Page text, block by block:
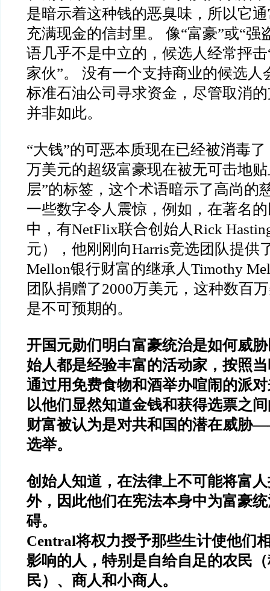
是暗示着这种钱的恶臭味，所以它
充满现金的信封里。 像“富豪”或“强
语几乎不是中立的，候选人经常抨击
家伙”。 没有一个支持商业的候选人
标准石油公司寻求资金，尽管取消
并非如此。
“大钱”的可恶本质现在已经被消毒
万美元的超级富豪现在被无可击地
层”的标签，这个术语暗示了高尚的
一些数字令人震惊，例如，在著名
中，有NetFlix联合创始人Rick
元），他刚刚向Harris竞选团队提供
Mellon银行财富的继承人Timothy
团队捐赠了2000万美元，这种数百
是不可预期的。
开国元勋们明白富豪统治是如何威
始人都是经验丰富的活动家，按照
通过用免费食物和酒举办喧闹的派
以他们显然知道金钱和获得选票之
财富被认为是对共和国的潜在威胁
选举。
创始人知道，在法律上不可能将富
外，因此他们在宪法本身中为富豪
碍。
Central将权力授予那些生计使他们
影响的人，特别是自给自足的农民
民）、商人和小商人。